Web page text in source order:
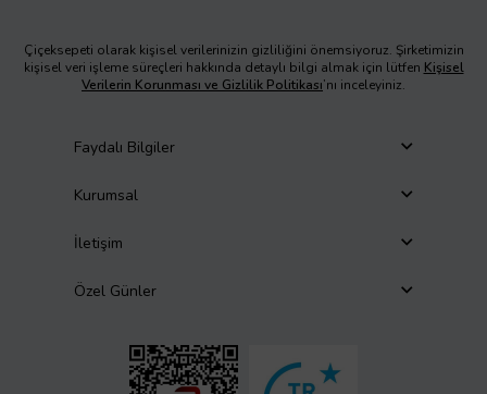
Çiçeksepeti olarak kişisel verilerinizin gizliliğini önemsiyoruz. Şirketimizin
kişisel veri işleme süreçleri hakkında detaylı bilgi almak için lütfen Kişisel
Verilerin Korunması ve Gizlilik Politikası’nı inceleyiniz.
Faydalı Bilgiler
Kurumsal
İletişim
Özel Günler